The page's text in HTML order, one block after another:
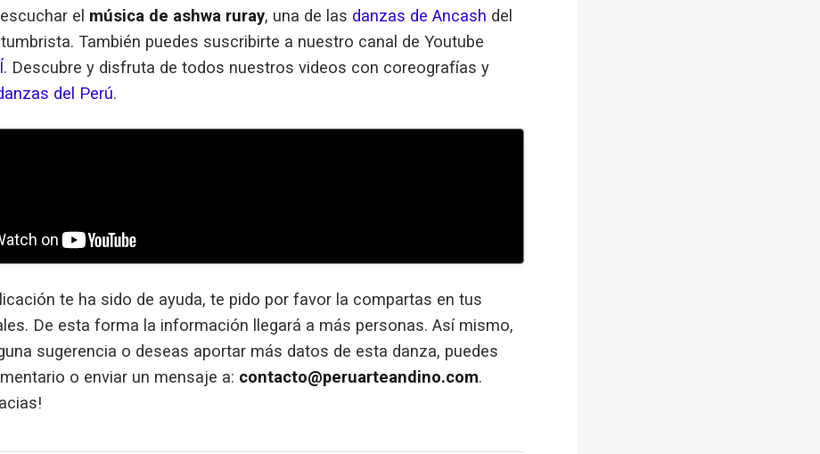
el música de ashwa ruray, una de las danzas de Ancash del
También puedes suscribirte a nuestro canal de Youtube
. Descubre y disfruta de todos nuestros videos con coreografías y
del Perú.
te ha sido de ayuda, te pido por favor la compartas en tus
De esta forma la información llegará a más personas. Así mismo,
sugerencia o deseas aportar más datos de esta danza, puedes
o enviar un mensaje a: contacto@peruarteandino.com.